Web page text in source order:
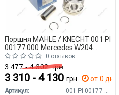
Поршня MAHLE / KNECHT 001 PI
00177 000 Mercedes W204
(CLASS-C)
0 отзывов
3 477 - 4 302грн.
3 310 - 4 130 грн. от 0 дн.
Артикул:
001 PI 00177 000